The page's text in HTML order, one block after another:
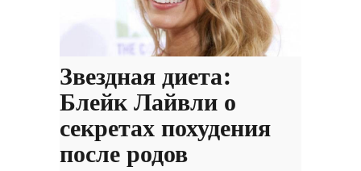
Звездная диета:
Блейк Лайвли о
секретах похудения
после родов